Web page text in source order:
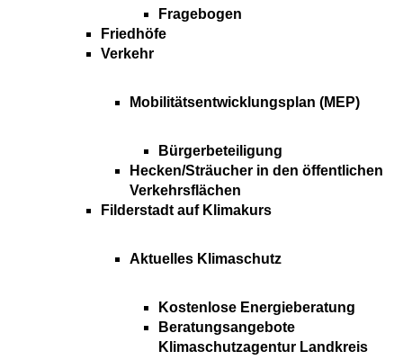
Fragebogen
Friedhöfe
Verkehr
Mobilitätsentwicklungsplan (MEP)
Bürgerbeteiligung
Hecken/Sträucher in den öffentlichen
Verkehrsflächen
Filderstadt auf Klimakurs
Aktuelles Klimaschutz
Kostenlose Energieberatung
Beratungsangebote
Klimaschutzagentur Landkreis